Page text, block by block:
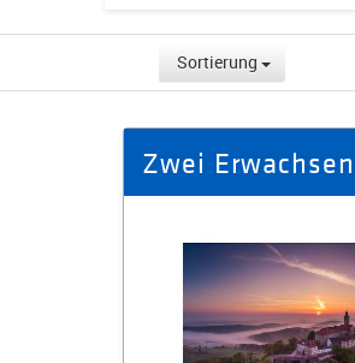
Sortierung